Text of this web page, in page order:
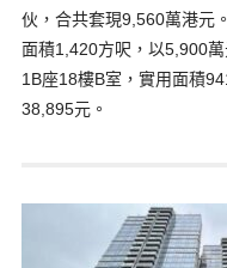
伙，合共套現9,560萬港元
面積1,420方呎，以5,900
1B座18樓B室，實用面積
38,895元。